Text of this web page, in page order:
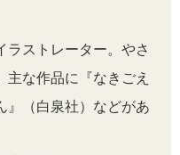
ラストレーター。やさ
主な作品に『なきごえ
』（白泉社）などがあ